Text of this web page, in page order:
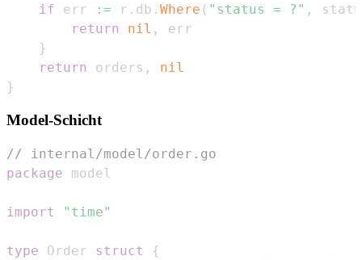
if err := r . db . Where ( "status = ?" ,
return
nil ,
}
return
orders ,
nil
}
Model-Schicht
// internal/model/order.go
package
import "time"
type Order struct
{